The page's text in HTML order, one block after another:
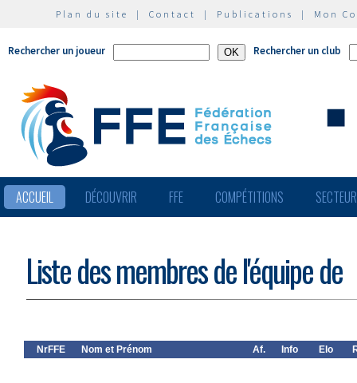
Plan du site | Contact | Publications | Mon
Rechercher un joueur Rechercher un club
ACCUEIL DÉCOUVRIR FFE COMPÉTITIONS
Liste des membres de l'équipe de
NrFFE Nom et Prénom Af. Info Elo